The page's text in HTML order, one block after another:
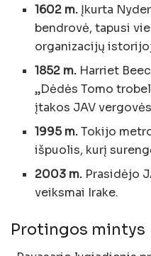
1602 m. Įkurta
bendrovė, tapusi
organizacijų
1852 m. Harriet
„Dėdės Tomo
įtakos JAV
1995 m.Tokijo
išpuolis, kurį
2003 m. Prasidėjo
veiksmai Irake.
Protingos mintys